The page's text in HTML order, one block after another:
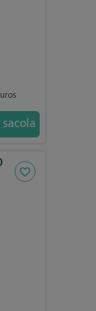
Adicionar aos